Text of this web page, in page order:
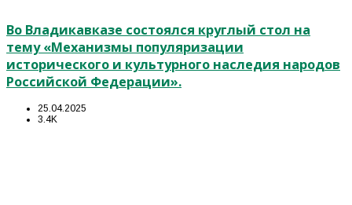
Во Владикавказе состоялся круглый стол на
тему «Механизмы популяризации
исторического и культурного наследия народов
Российской Федерации».
25.04.2025
3.4K